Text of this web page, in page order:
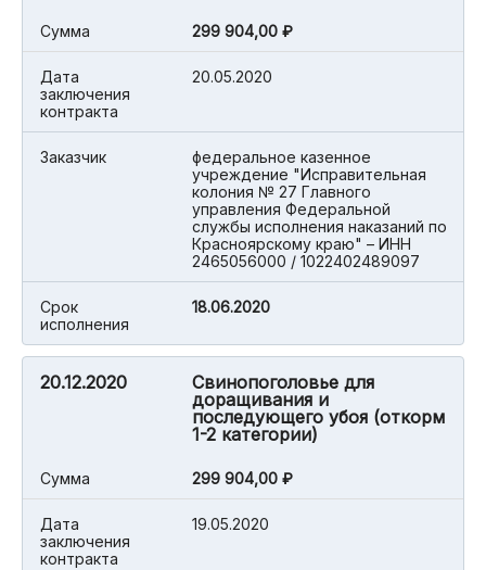
Cумма 299 904,00 ₽
Дата
заключения
контракта
20.05.2020
Заказчик
федеральное казенное
учреждение "Исправительная
колония № 27 Главного
управления Федеральной
службы исполнения наказаний по
Красноярскому краю" – ИНН
2465056000 / 1022402489097
Срок
исполнения
18.06.2020
20.12.2020
Свинопоголовье для
доращивания и
последующего убоя (откорм
1-2 категории)
Cумма 299 904,00 ₽
Дата
заключения
контракта
19.05.2020